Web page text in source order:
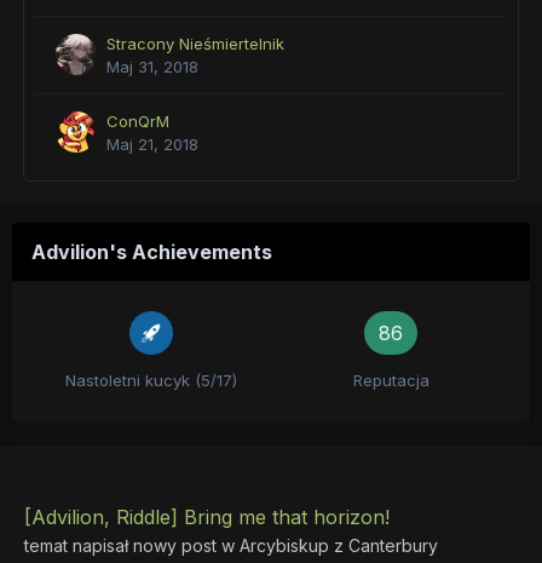
Stracony Nieśmiertelnik
Maj 31, 2018
ConQrM
Maj 21, 2018
Advilion's Achievements
Nastoletni kucyk (5/17)
86
Reputacja
[Advilion, Riddle] Bring me that horizon!
temat napisał nowy post w Arcybiskup z Canterbury